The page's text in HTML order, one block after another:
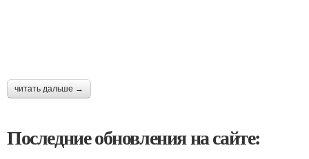
читать дальше →
Последние обновления на сайте: